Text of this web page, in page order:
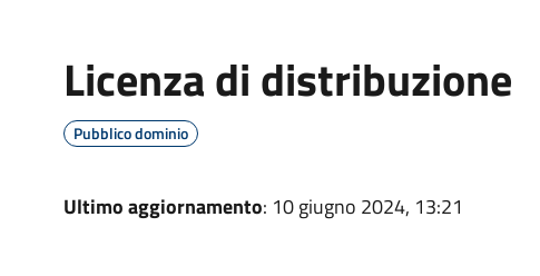
Licenza di distribuzione
Pubblico dominio
Ultimo aggiornamento: 10 giugno 2024, 13:21